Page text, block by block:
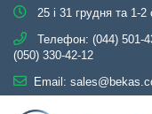
25 і 31 грудня та 1-2
Телефон: (044) 501-
(050) 330-42-12
Email: